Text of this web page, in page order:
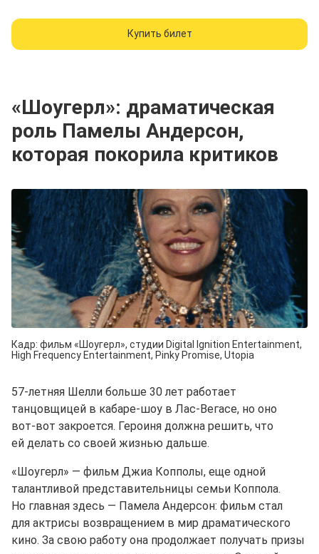
Купить билет
«Шоугерл»: драматическая
роль Памелы Андерсон,
которая покорила критиков
Кадр: фильм «Шоугерл», студии Digital Ignition Entertainment,
High Frequency Entertainment, Pinky Promise, Utopia
57⁠-⁠летняя Шелли больше 30 лет работает
танцовщицей в кабаре⁠-⁠шоу в Лас⁠-⁠Вегасе, но оно
вот⁠-⁠вот закроется. Героиня должна решить, что
ей делать со своей жизнью дальше.
«Шоугерл» — фильм Джиа Копполы, еще одной
талантливой представительницы семьи Коппола.
Но главная здесь — Памела Андерсон: фильм стал
для актрисы возвращением в мир драматического
кино. За свою работу она продолжает получать призы